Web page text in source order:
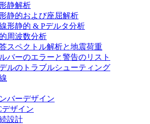
静解析
静的および座屈解析
形静的 & Pデルタ分析
周波数分析
スペクトル解析と地震荷重
バーのエラーと警告のリスト
ルのトラブルシューティング
バーデザイン
デザイン
設計